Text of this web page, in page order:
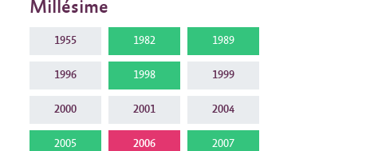
Millésime
1955 1982 1989
1996 1998 1999
2000 2001 2004
2005 2006 2007